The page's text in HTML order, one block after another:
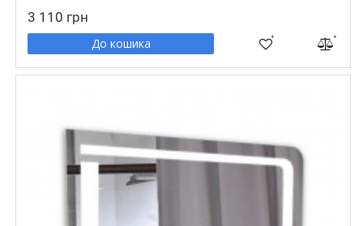
3 110 грн
До кошика